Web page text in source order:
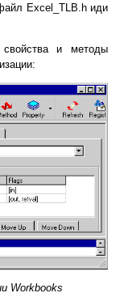
Excel_TLB.h иди
и методы
Workbooks